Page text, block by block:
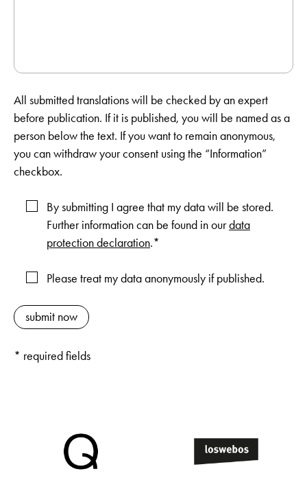
All submitted translations will be checked by an expert
before publication. If it is published, you will be named as a
person below the text. If you want to remain anonymous,
you can withdraw your consent using the “Information”
checkbox.
By submitting I agree that my data will be stored.
Further information can be found in ourdata
protection declaration.*
Please treat my data anonymously if published.
* required fields